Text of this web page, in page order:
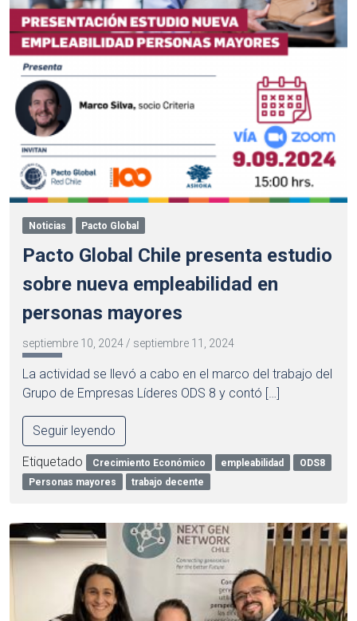
Noticias Pacto Global
Pacto Global Chile presenta estudio
sobre nueva empleabilidad en
personas mayores
septiembre 10, 2024 / septiembre 11, 2024
La actividad se llevó a cabo en el marco del trabajo del
Grupo de Empresas Líderes ODS 8 y contó […]
Seguir leyendo
Etiquetado Crecimiento Económico empleabilidad
ODS8
Personas mayores
trabajo decente